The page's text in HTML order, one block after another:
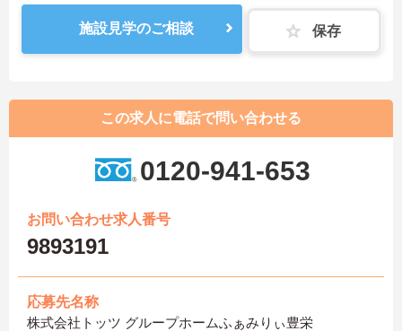
施設見学のご相談 保存
この求人に電話で問い合わせる
0120-941-653
お問い合わせ求人番号
9893191
応募先名称
株式会社トッツ グループホームふぁみりぃ豊栄